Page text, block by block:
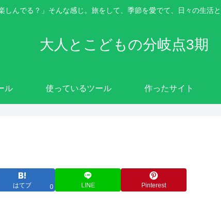
楽しんでる？」そんな感じ。旅をして、季節を愛でて、日々の生活
大人とこどもの分岐点3期
ル 使っているツール 作ったサイト
はてブ 0 LINE Pinterest